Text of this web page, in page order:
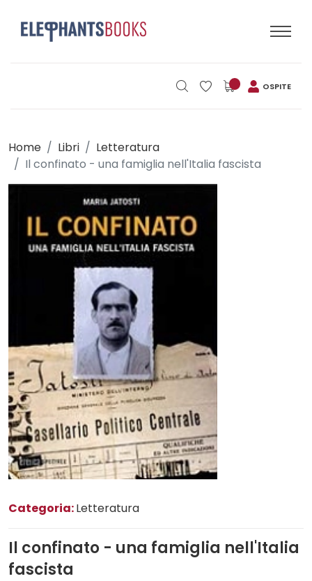
OSPITE
Home Libri
Letteratura
Il confinato - una famiglia nell'Italia fascista
Categoria:Letteratura
Il confinato - una famiglia nell'Italia
fascista